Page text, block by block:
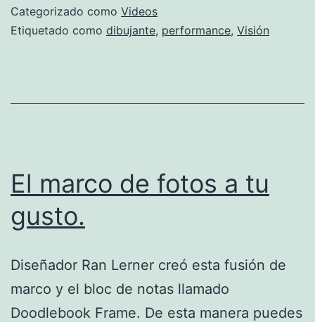
Categorizado como Videos
Etiquetado como dibujante, performance, Visión
El marco de fotos a tu
gusto.
Diseñador Ran Lerner creó esta fusión de
marco y el bloc de notas llamado
Doodlebook Frame. De esta manera puedes